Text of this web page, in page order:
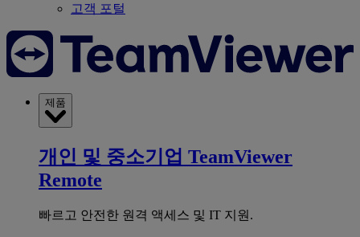
고객 포털
제품
개인 및 중소기업 TeamViewer
Remote
빠르고 안전한 원격 액세스 및 IT 지원.